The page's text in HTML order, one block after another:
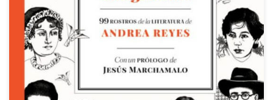
De la mano de Impedimenta acaba de lanzarse Caligramas, el
debut de la dibujante y librera Andrea Reyes (Madrid, 1993). Este
libro es mucho más que una obra ilustrada: es una declaración de
amor a la literatura. Reyes nos invita a un viaje íntimo por una
biblioteca personal que homenajea […]